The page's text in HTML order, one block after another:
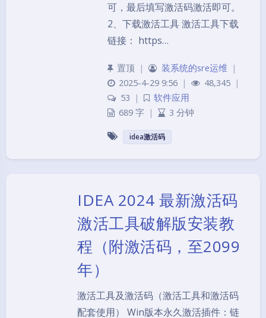
可，最后填写激活码激活即可。
2、下载激活工具 激活工具下载
链接： https…
置顶 | 装系统的sre运维
|
2025-4-29 9:56 | 48,345 |
53
|
软件应用
689 字 | 3 分钟
idea激活码
IDEA 2024 最新激活码
激活工具破解版安装教
程（附激活码，至2099
年）
激活工具及激活码（激活工具和激活码
配套使用） Win版本永久激活插件：链